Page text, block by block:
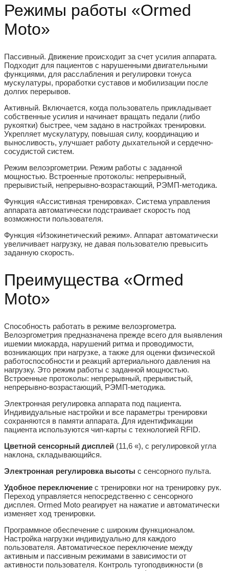
Режимы работы «Ormed
Moto»
Пассивный. Движение происходит за счет усилия аппарата.
Подходит для пациентов с нарушенными двигательными
функциями, для расслабления и регулировки тонуса
мускулатуры, проработки суставов и мобилизации после
долгих перерывов.
Активный. Включается, когда пользователь прикладывает
собственные усилия и начинает вращать педали (либо
рукоятки) быстрее, чем задано в настройках тренировки.
Укрепляет мускулатуру, повышая силу, координацию и
выносливость, улучшает работу дыхательной и сердечно-
сосудистой систем.
Режим велоэргометрии. Режим работы с заданной
мощностью. Встроенные протоколы: непрерывный,
прерывистый, непрерывно-возрастающий, РЭМП-методика.
Функция «Ассистивная тренировка». Система управления
аппарата автоматически подстраивает скорость под
возможности пользователя.
Функция «Изокинетический режим». Аппарат автоматически
увеличивает нагрузку, не давая пользователю превысить
заданную скорость.
Преимущества «Ormed
Moto»
Способность работать в режиме велоэргометра.
Велоэргометрия предназначена прежде всего для выявления
ишемии миокарда, нарушений ритма и проводимости,
возникающих при нагрузке, а также для оценки физической
работоспособности и реакций артериального давления на
нагрузку. Это режим работы с заданной мощностью.
Встроенные протоколы: непрерывный, прерывистый,
непрерывно-возрастающий, РЭМП-методика.
Электронная регулировка аппарата под пациента.
Индивидуальные настройки и все параметры тренировки
сохраняются в памяти аппарата. Для идентификации
пациента используются чип-карты с технологией RFID.
Цветной сенсорный дисплей (11,6 «), с регулировкой угла
наклона, складывающийся.
Электронная регулировка высоты с сенсорного пульта.
Удобное переключение с тренировки ног на тренировку рук.
Переход управляется непосредственно с сенсорного
дисплея. Ormed Moto реагирует на нажатие и автоматически
изменяет ход тренировки.
Программное обеспечение с широким функционалом.
Настройка нагрузки индивидуально для каждого
пользователя. Автоматическое переключение между
активным и пассивным режимами в зависимости от
активности пользователя. Контроль тугоподвижности (в